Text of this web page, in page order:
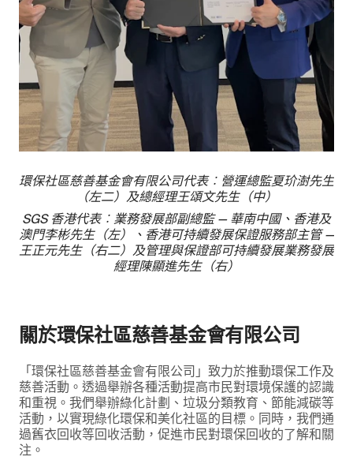
環保社區慈善基金會有限公司代表︰營運總監夏玠澍先生
（左二）及總經理王頌文先生（中）
SGS 香港代表︰業務發展部副總監 — 華南中國、香港及
澳門李彬先生（左）、香港可持續發展保證服務部主管 —
王正元先生（右二）及管理與保證部可持續發展業務發展
經理陳顯進先生（右）
關於環保社區慈善基金會有限公司
「環保社區慈善基金會有限公司」致力於推動環保工作及
慈善活動。透過舉辦各種活動提高市民對環境保護的認識
和重視。我們舉辦綠化計劃、垃圾分類教育、節能減碳等
活動，以實現綠化環保和美化社區的目標。同時，我們通
過舊衣回收等回收活動，促進市民對環保回收的了解和關
注。